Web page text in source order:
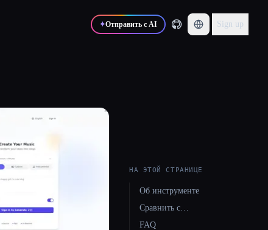
✦Отправить с AI Sign up
НА ЭТОЙ СТРАНИЦЕ
Об инструменте
Сравнить с…
FAQ